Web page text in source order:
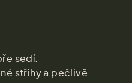
sedí.
střihy a pečlivě